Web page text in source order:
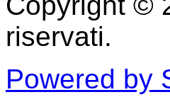
riservati.
Powered by